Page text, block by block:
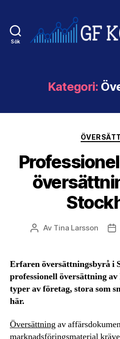
Sök
Kategori:
Inläggsförfattare
Av Tina Larsson
Erfaren översättningsbyrå i
professionell översättning
typer av företag, stora som
här.
Översättningav